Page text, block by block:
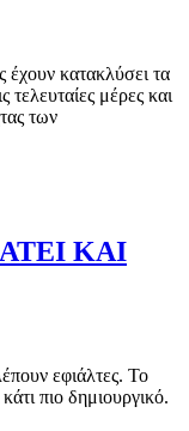
έχουν κατακλύσει τα
μέρες και
των
ΚΑΙ
εφιάλτες. Το
πιο δημιουργικό.